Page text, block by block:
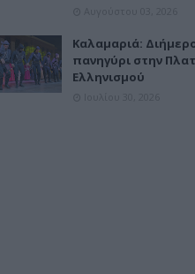
Καλαμαριά:
πανηγύρι στην
Ελληνισμού